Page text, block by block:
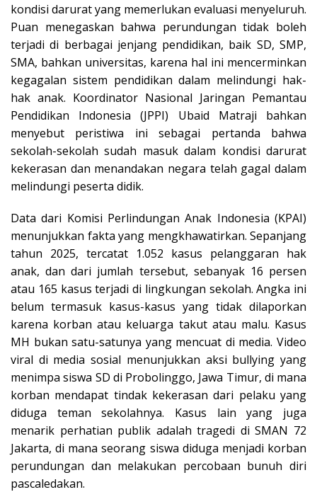
kondisi darurat yang memerlukan evaluasi menyeluruh.
Puan menegaskan bahwa perundungan tidak boleh
terjadi di berbagai jenjang pendidikan, baik SD, SMP,
SMA, bahkan universitas, karena hal ini mencerminkan
kegagalan sistem pendidikan dalam melindungi hak-
hak anak. Koordinator Nasional Jaringan Pemantau
Pendidikan Indonesia (JPPI) Ubaid Matraji bahkan
menyebut peristiwa ini sebagai pertanda bahwa
sekolah-sekolah sudah masuk dalam kondisi darurat
kekerasan dan menandakan negara telah gagal dalam
melindungi peserta didik.​
Data dari Komisi Perlindungan Anak Indonesia (KPAI)
menunjukkan fakta yang mengkhawatirkan. Sepanjang
tahun 2025, tercatat 1.052 kasus pelanggaran hak
anak, dan dari jumlah tersebut, sebanyak 16 persen
atau 165 kasus terjadi di lingkungan sekolah. Angka ini
belum termasuk kasus-kasus yang tidak dilaporkan
karena korban atau keluarga takut atau malu. Kasus
MH bukan satu-satunya yang mencuat di media. Video
viral di media sosial menunjukkan aksi bullying yang
menimpa siswa SD di Probolinggo, Jawa Timur, di mana
korban mendapat tindak kekerasan dari pelaku yang
diduga teman sekolahnya. Kasus lain yang juga
menarik perhatian publik adalah tragedi di SMAN 72
Jakarta, di mana seorang siswa diduga menjadi korban
perundungan dan melakukan percobaan bunuh diri
pascaledakan.​